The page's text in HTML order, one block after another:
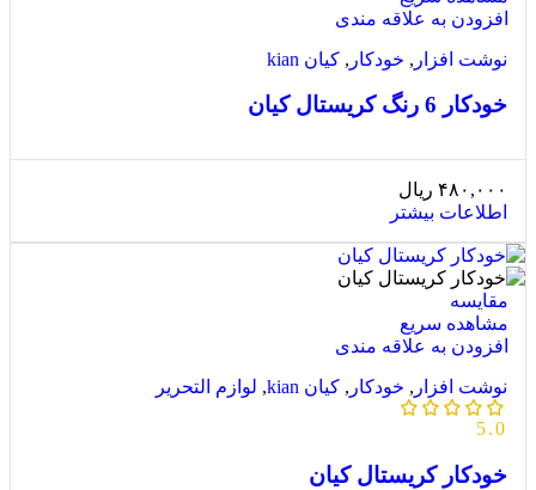
افزودن به علاقه مندی
نوشت افزار , خودکار , کیان kian
خودکار 6 رنگ کریستال کیان
۴۸۰,۰۰۰ ریال
اطلاعات بیشتر
مقایسه
مشاهده سریع
افزودن به علاقه مندی
نوشت افزار , خودکار , کیان kian , لوازم التحریر
5.0
خودکار کریستال کیان